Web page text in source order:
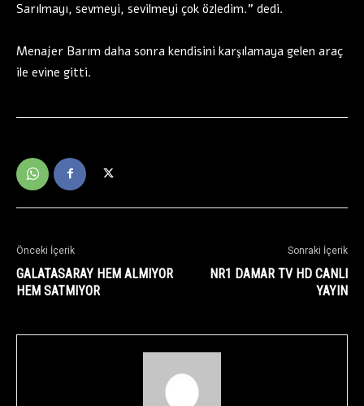
Sarılmayı, sevmeyi, sevilmeyi çok özledim.” dedi.
Menajer Barım daha sonra kendisini karşılamaya gelen araç
ile evine gitti.
Önceki İçerik
GALATASARAY HEM ALMIYOR
HEM SATMIYOR
Sonraki İçerik
NR1 DAMAR TV HD CANLI
YAYIN